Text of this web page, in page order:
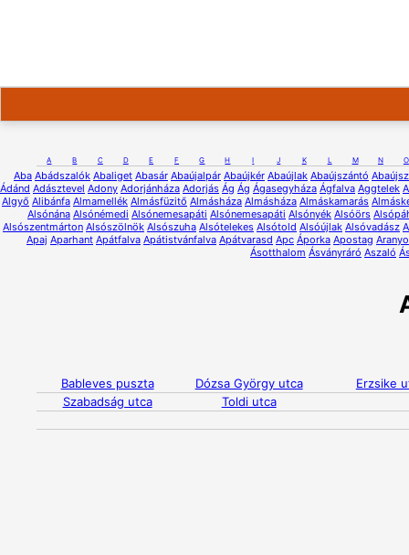
A B C D E F G H I J K L M N O
Aba Abádszalók Abaliget Abasár Abaújalpár Abaújkér Abaújlak Abaújszántó
Ádánd Adásztevel Adony Adorjánháza Adorjás Ág Ág Ágasegyháza Ágfalva Aggtelek
Algyő Alibánfa Almamellék Almásfüzitő Almásháza Almásháza Almáskamarás
Alsónána Alsónémedi Alsónemesapáti Alsónemesapáti Alsónyék Alsóörs
Alsószentmárton Alsószölnök Alsószuha Alsótelekes Alsótold Alsóújlak Alsóvadász
Apaj Aparhant Apátfalva Apátistvánfalva Apátvarasd Apc Áporka Apostag
Ásotthalom Ásványráró Aszaló
Bableves puszta Dózsa György utca
Erzsike
Szabadság utca
Toldi utca